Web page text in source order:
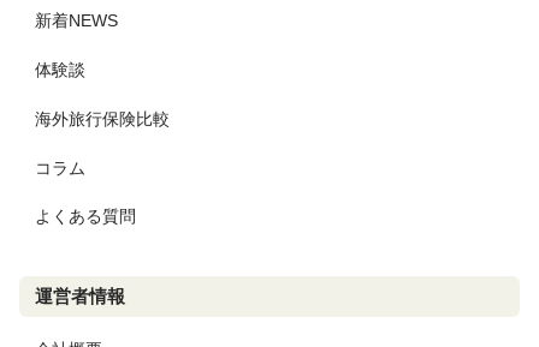
新着NEWS
体験談
海外旅行保険比較
コラム
よくある質問
運営者情報